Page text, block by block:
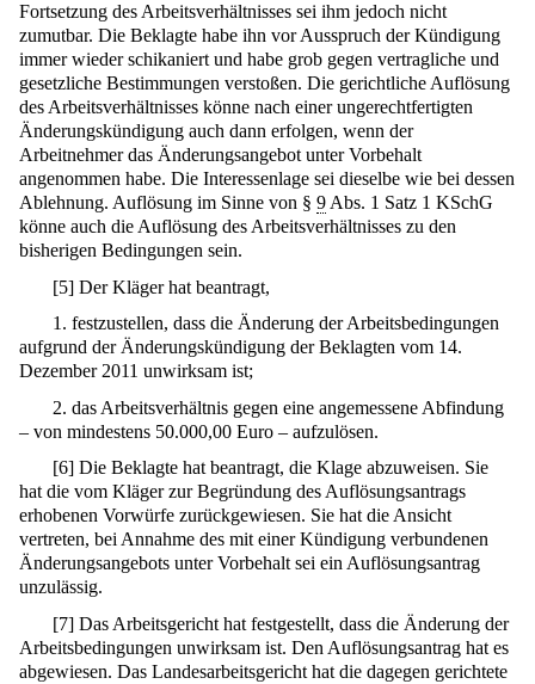
Fortsetzung des Arbeitsverhältnisses sei ihm jedoch nicht
zumutbar. Die Beklagte habe ihn vor Ausspruch der Kündigung
immer wieder schikaniert und habe grob gegen vertragliche und
gesetzliche Bestimmungen verstoßen. Die gerichtliche Auflösung
des Arbeitsverhältnisses könne nach einer ungerechtfertigten
Änderungskündigung auch dann erfolgen, wenn der
Arbeitnehmer das Änderungsangebot unter Vorbehalt
angenommen habe. Die Interessenlage sei dieselbe wie bei dessen
Ablehnung. Auflösung im Sinne von § 9 Abs. 1 Satz 1 KSchG
könne auch die Auflösung des Arbeitsverhältnisses zu den
bisherigen Bedingungen sein.
[5] Der Kläger hat beantragt,
1. festzustellen, dass die Änderung der Arbeitsbedingungen
aufgrund der Änderungskündigung der Beklagten vom 14.
Dezember 2011 unwirksam ist;
2. das Arbeitsverhältnis gegen eine angemessene Abfindung
– von mindestens 50.000,00 Euro – aufzulösen.
[6] Die Beklagte hat beantragt, die Klage abzuweisen. Sie
hat die vom Kläger zur Begründung des Auflösungsantrags
erhobenen Vorwürfe zurückgewiesen. Sie hat die Ansicht
vertreten, bei Annahme des mit einer Kündigung verbundenen
Änderungsangebots unter Vorbehalt sei ein Auflösungsantrag
unzulässig.
[7] Das Arbeitsgericht hat festgestellt, dass die Änderung der
Arbeitsbedingungen unwirksam ist. Den Auflösungsantrag hat es
abgewiesen. Das Landesarbeitsgericht hat die dagegen gerichtete